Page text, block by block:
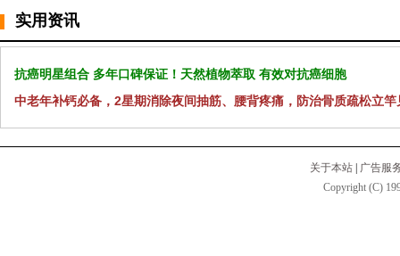
实用资讯
抗癌明星组合 多年口碑保证！天然植物萃取 有效对抗癌细胞
中老年补钙必备，2星期消除夜间抽筋、腰背疼痛，防治骨质疏松立竿
关于本站
广告服
Copyright (C)